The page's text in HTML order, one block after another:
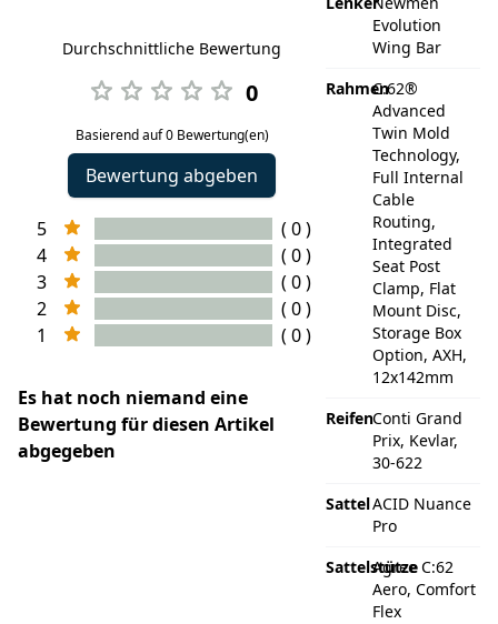
Durchschnittliche Bewertung
0
Basierend auf 0 Bewertung(en)
Bewertung abgeben
5
( 0 )
4
( 0 )
3
( 0 )
2
( 0 )
1
( 0 )
Es hat noch niemand eine
Bewertung für diesen Artikel
abgegeben
Evolution
Wing Bar
RahmenC:62®
Advanced
Twin Mold
Technology,
Full Internal
Cable
Routing,
Integrated
Seat Post
Clamp, Flat
Mount Disc,
Storage Box
Option, AXH,
12x142mm
ReifenConti Grand
Prix, Kevlar,
30-622
SattelACID Nuance
Pro
Sattelstütze
Agree C:62
Aero, Comfort
Flex